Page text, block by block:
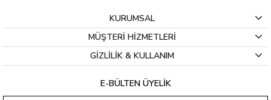
KURUMSAL
MÜŞTERİ HİZMETLERİ
GİZLİLİK & KULLANIM
E-BÜLTEN ÜYELİK